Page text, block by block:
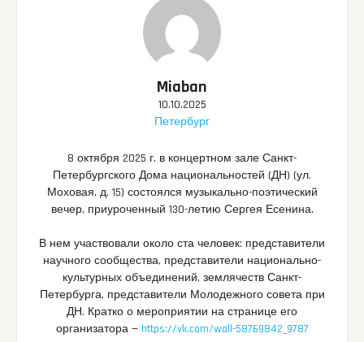
Miaban
10.10.2025
Петербург
8 октября 2025 г. в концертном зале Санкт-
Петербургского Дома национальностей (ДН) (ул.
Моховая, д. 15) состоялся музыкально-поэтический
вечер, приуроченный 130-летию Сергея Есенина.
В нем участвовали около ста человек: представители
научного сообщества, представители национально-
культурных объединений, землячеств Санкт-
Петербурга, представители Молодежного совета при
ДН. Кратко о мероприятии на странице его
организатора — https://vk.com/wall-58769842_9787